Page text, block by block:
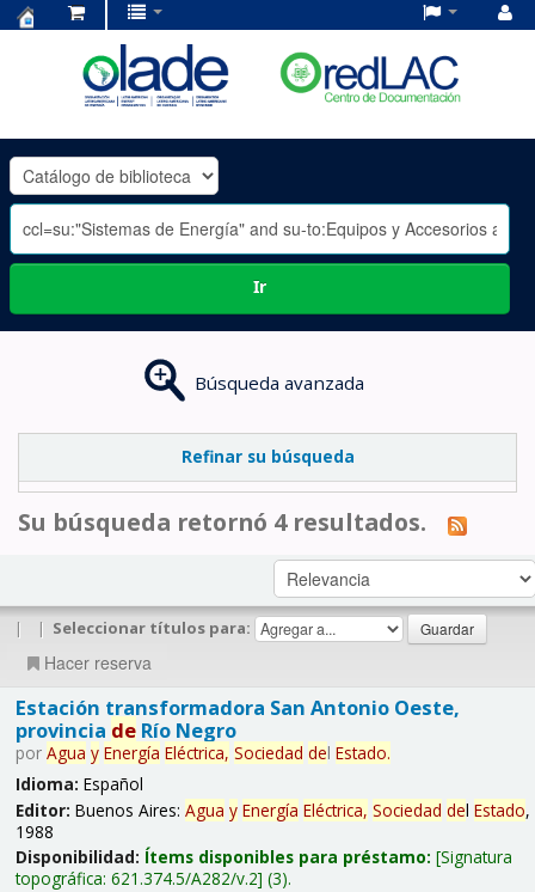
OLADE
-
Ir
Búsqueda avanzada
Refinar su búsqueda
Su búsqueda retornó 4 resultados.
| | Seleccionar títulos para:
Hacer reserva
Estación transformadora San Antonio Oeste,
provincia deRío Negro
por Agua y Energía Eléctrica, Sociedad del Estado.
Idioma: Español
Editor: Buenos Aires: Agua y Energía Eléctrica, Sociedad del Estado,
1988
Disponibilidad: Ítems disponibles para préstamo: Signatura
topográfica: 621.374.5/A282/v.2 (3).